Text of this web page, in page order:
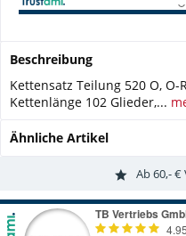
Beschreibung
Kettensatz Teilung 520 O,
Kettenlänge 102 Glieder,...
Ähnliche Artikel
Ab 60,-